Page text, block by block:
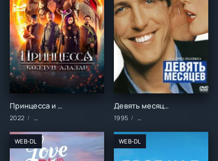
Принцесса и колдун Алазар (2022)
2022 Фильмы/2022 год/Зарубежные/Комедии/Семейные/Фэнтези
Девять месяцев (1995)
1995 Фильмы/Зарубежные/
WEB-DL WEB-DL